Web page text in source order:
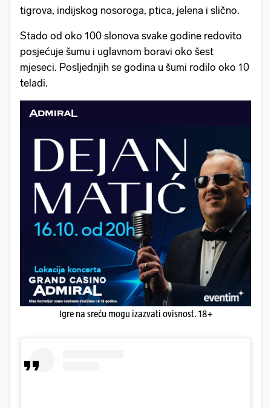
tigrova, indijskog nosoroga, ptica, jelena i slično.
Stado od oko 100 slonova svake godine redovito
posjećuje šumu i uglavnom boravi oko šest
mjeseci. Posljednjih se godina u šumi rodilo oko 10
teladi.
Igre na sreću mogu izazvati ovisnost. 18+